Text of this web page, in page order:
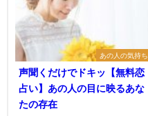
あの人の気持ち
声聞くだけでドキッ【無料恋
占い】あの人の目に映るあな
たの存在